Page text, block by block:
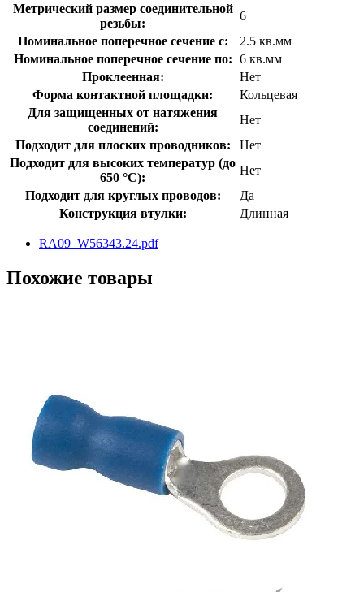
Метрический размер соединительной
резьбы:
6
Номинальное поперечное сечение с:
2.5 кв.мм
Номинальное поперечное сечение по: 6 кв.мм
Проклеенная:
Нет
Форма контактной площадки:
Кольцевая
Для защищенных от натяжения
соединений:
Нет
Подходит для плоских проводников:
Нет
Подходит для высоких температур (до
650 °C):
Нет
Подходит для круглых проводов:
Да
Конструкция втулки:
Длинная
RA09_W56343.24.pdf
Похожие товары